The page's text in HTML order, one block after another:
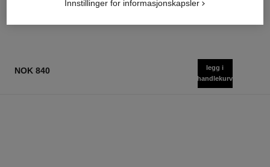
NOK 840
legg i
handlekurv
Innstillinger for informasjonskapsler